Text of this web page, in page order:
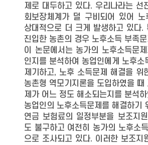
제로 대두하고 있다. 우리나라는 선
회보장체계가 덜 구비되어 있어 노
상대적으로 더 크게 발생하고 있다.
진입한 농촌의 경우 노후소득 부족
이 논문에서는 농가의 노후소득문
인지를 분석하여 농업인에게 노후소
제기하고, 노후 소득문제 해결을 위
농촌형 역모기지론을 도입하였을 때
제가 어느 정도 해소되는지를 분석
농업인의 노후소득문제를 해결하기
연금 보험료의 일정부분을 보조지
도 불구하고 여전히 농가의 노후소
으로 조사되고 있다. 이러한 보조지